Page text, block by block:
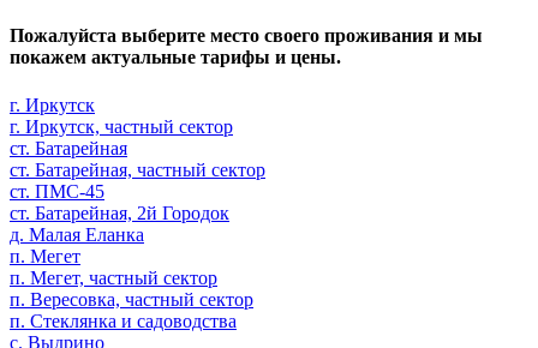
Пожалуйста выберите место своего проживания и мы
покажем актуальные тарифы и цены.
г. Иркутск
г. Иркутск, частный сектор
ст. Батарейная
ст. Батарейная, частный сектор
ст. ПМС-45
ст. Батарейная, 2й Городок
д. Малая Еланка
п. Мегет
п. Мегет, частный сектор
п. Вересовка, частный сектор
п. Стеклянка и садоводства
с. Выдрино